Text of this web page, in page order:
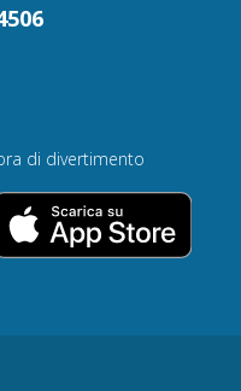
di divertimento